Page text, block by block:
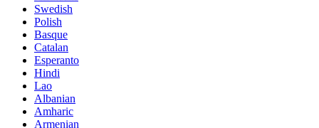
Swedish
Polish
Basque
Catalan
Esperanto
Hindi
Lao
Albanian
Amharic
Armenian